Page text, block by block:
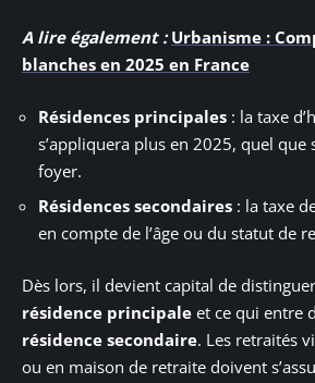
A lire également : Urbanisme :
blanches en 2025 en France
Résidences principales : la taxe
s’appliquera plus en 2025, quel
foyer.
Résidences secondaires : la taxe
en compte de l’âge ou du statut de
Dès lors, il devient capital de
résidence principale et ce qui entre
résidence secondaire. Les retraités
ou en maison de retraite doivent